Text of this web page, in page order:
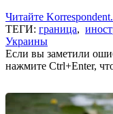
Читайте
ТЕГИ: граница,
Украины
Если вы заметили
нажмите Ctrl+Enter,